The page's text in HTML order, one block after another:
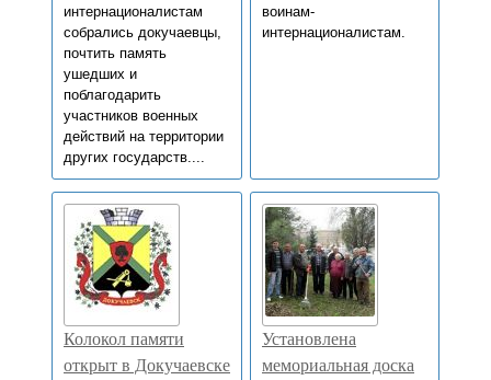
интернационалистам
собрались докучаевцы,
почтить память
ушедших и
поблагодарить
участников военных
действий на территории
других государств....
воинам-
интернационалистам.
Колокол памяти
открыт в Докучаевске
Установлена
мемориальная доска